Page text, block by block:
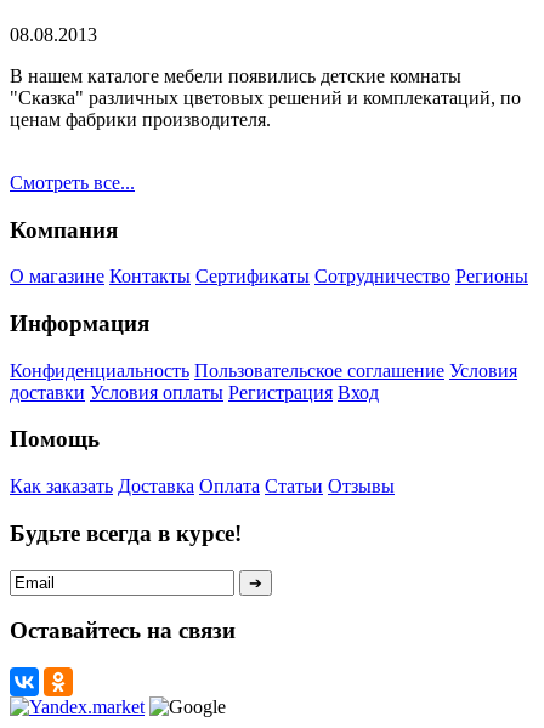
08.08.2013
В нашем каталоге мебели появились детские комнаты
"Сказка" различных цветовых решений и комплекатаций, по
ценам фабрики производителя.
Смотреть все...
Компания
О магазине Контакты Сертификаты Сотрудничество Регионы
Информация
Конфиденциальность Пользовательское соглашение Условия
доставки Условия оплаты Регистрация Вход
Помощь
Как заказать Доставка Оплата Статьи Отзывы
Будьте всегда в курсе!
Оставайтесь на связи